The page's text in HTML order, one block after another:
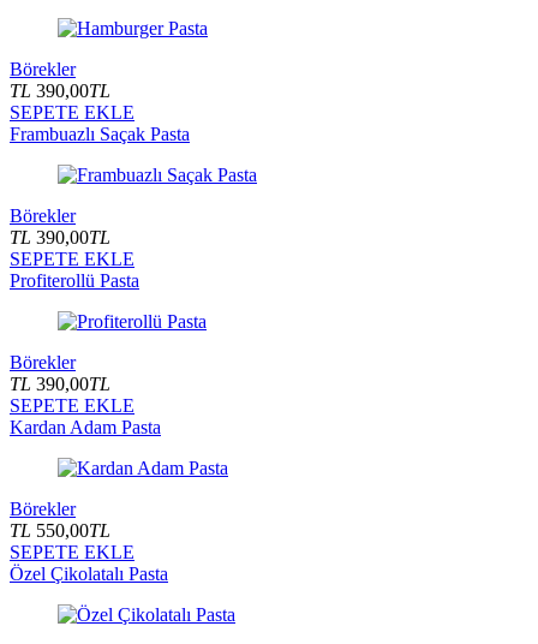
Börekler
TL 390,00TL
SEPETE EKLE
Frambuazlı Saçak Pasta
Börekler
TL 390,00TL
SEPETE EKLE
Profiterollü Pasta
Börekler
TL 390,00TL
SEPETE EKLE
Kardan Adam Pasta
Börekler
TL 550,00TL
SEPETE EKLE
Özel Çikolatalı Pasta